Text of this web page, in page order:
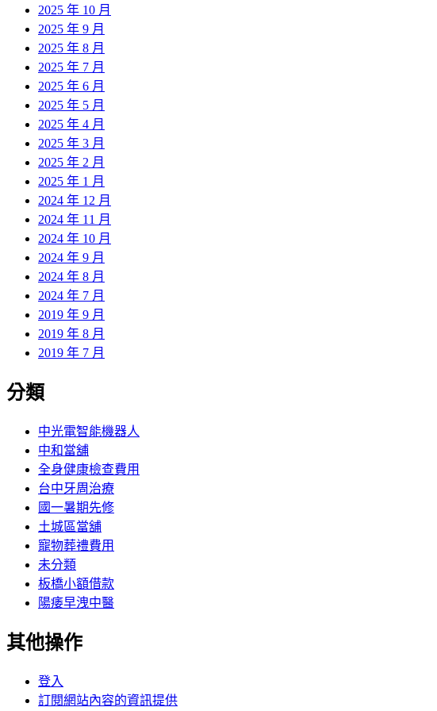
2025 年 10 月
2025 年 9 月
2025 年 8 月
2025 年 7 月
2025 年 6 月
2025 年 5 月
2025 年 4 月
2025 年 3 月
2025 年 2 月
2025 年 1 月
2024 年 12 月
2024 年 11 月
2024 年 10 月
2024 年 9 月
2024 年 8 月
2024 年 7 月
2019 年 9 月
2019 年 8 月
2019 年 7 月
分類
中光電智能機器人
中和當舖
全身健康檢查費用
台中牙周治療
國一暑期先修
土城區當舖
寵物葬禮費用
未分類
板橋小額借款
陽痿早洩中醫
其他操作
登入
訂閱網站內容的資訊提供